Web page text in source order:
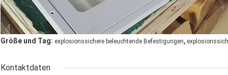
Größe und Tag: explosionssichere beleuchtende Befestigungen,
Kontaktdaten